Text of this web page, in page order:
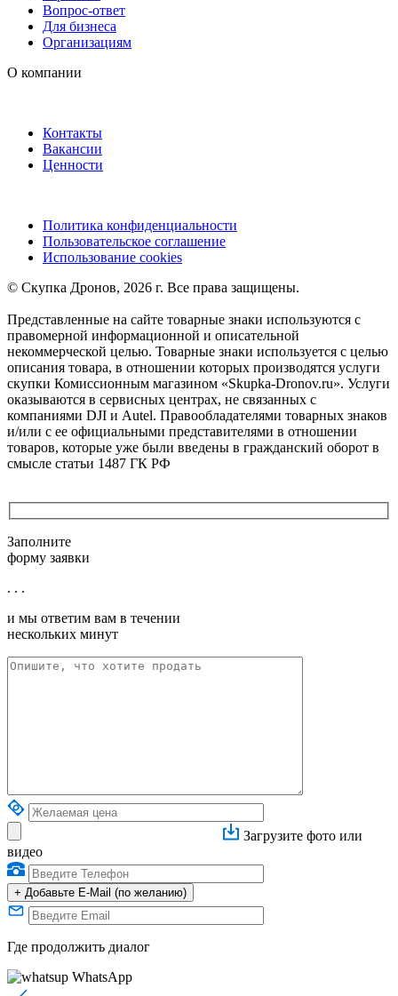
Вопрос-ответ
Для бизнеса
Организациям
О компании
Контакты
Вакансии
Ценности
Политика конфиденциальности
Пользовательское соглашение
Использование cookies
©️ Скупка Дронов, 2026 г. Все права защищены.
Представленные на сайте товарные знаки используются с
правомерной информационной и описательной
некоммерческой целью. Товарные знаки используется с целью
описания товара, в отношении которых производятся услуги
скупки Комиссионным магазином «Skupka-Dronov.ru». Услуги
оказываются в сервисных центрах, не связанных с
компаниями DJI и Autel. Правообладателями товарных знаков
и/или с ее официальными представителями в отношении
товаров, которые уже были введены в гражданский оборот в
смысле статьи 1487 ГК РФ
Заполните
форму заявки
. . .
и мы ответим вам в течении
нескольких минут
Загрузите фото или
видео
+ Добавьте E-Mail (по желанию)
Где продолжить диалог
WhatsApp